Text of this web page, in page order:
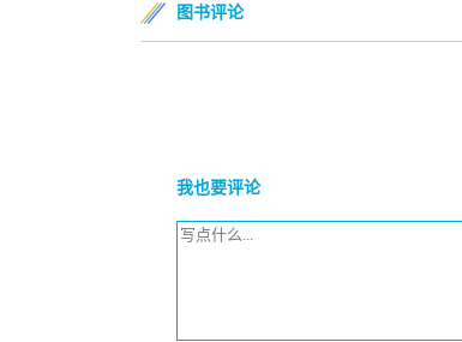
图书评论
我也要评论